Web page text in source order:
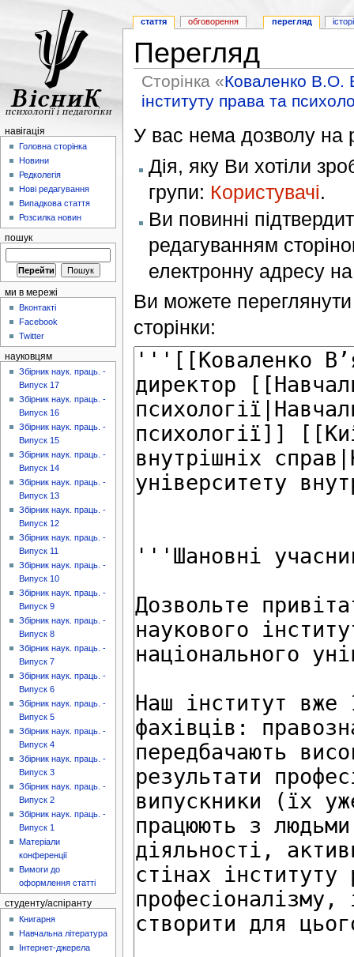
Перегляд
Сторінка «Коваленко В.О.
інституту права та
У вас нема дозволу на
Дія, яку Ви хотіли
групи: Користувачі.
Ви повинні
редагуванням
електронну адресу
Ви можете переглянути
сторінки:
стаття обговорення перегляд
навігація
Головна сторінка
Новини
Редколегія
Нові редагування
Випадкова стаття
Розсилка новин
пошук
ми в мережі
Вконтакті
Facebook
Twitter
науковцям
Збірник наук. праць. -
Випуск 17
Збірник наук. праць. -
Випуск 16
Збірник наук. праць. -
Випуск 15
Збірник наук. праць. -
Випуск 14
Збірник наук. праць. -
Випуск 13
Збірник наук. праць. -
Випуск 12
Збірник наук. праць. -
Випуск 11
Збірник наук. праць. -
Випуск 10
Збірник наук. праць. -
Випуск 9
Збірник наук. праць. -
Випуск 8
Збірник наук. праць. -
Випуск 7
Збірник наук. праць. -
Випуск 6
Збірник наук. праць. -
Випуск 5
Збірник наук. праць. -
Випуск 4
Збірник наук. праць. -
Випуск 3
Збірник наук. праць. -
Випуск 2
Збірник наук. праць. -
Випуск 1
Матеріали
конференції
Вимоги до
оформлення статті
студенту/аспіранту
Книгарня
Навчальна література
Інтернет-джерела